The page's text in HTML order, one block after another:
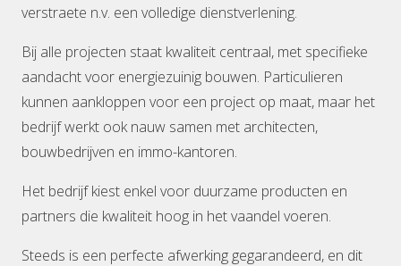
verstraete n.v. een volledige dienstverlening.
Bij alle projecten staat kwaliteit centraal, met specifieke
aandacht voor energiezuinig bouwen. Particulieren
kunnen aankloppen voor een project op maat, maar het
bedrijf werkt ook nauw samen met architecten,
bouwbedrijven en immo-kantoren.
Het bedrijf kiest enkel voor duurzame producten en
partners die kwaliteit hoog in het vaandel voeren.
Steeds is een perfecte afwerking gegarandeerd, en dit